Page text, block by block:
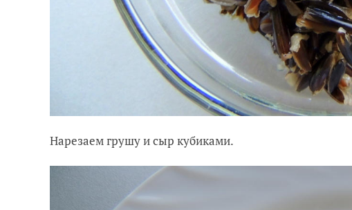
Нарезаем грушу и сыр кубиками.